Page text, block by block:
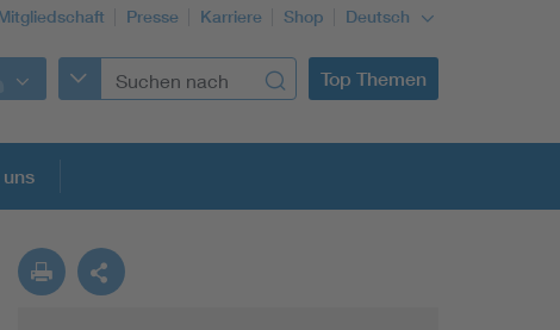
Presse Karriere Shop Deutsch
Top Themen